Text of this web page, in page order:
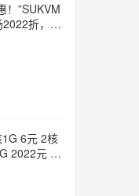
！”SUKVM
折，低
立即抢
6元 2核